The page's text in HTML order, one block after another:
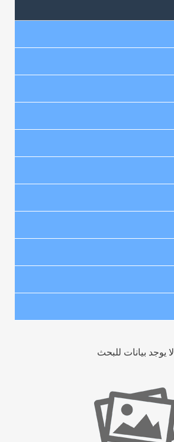
لا يوجد بيانات للبحث